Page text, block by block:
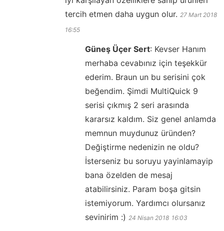
tercih etmen daha uygun olur. 27 Mart 2018
16:55
Güneş Üçer Sert: Kevser Hanım
merhaba cevabınız için teşekkür
ederim. Braun un bu serisini çok
beğendim. Şimdi MultiQuick 9
serisi çıkmış 2 seri arasında
kararsız kaldım. Siz genel anlamda
memnun muydunuz üründen?
Değiştirme nedenizin ne oldu?
İsterseniz bu soruyu yayinlamayip
bana özelden de mesaj
atabilirsiniz. Param boşa gitsin
istemiyorum. Yardımcı olursanız
sevinirim :) 24 Nisan 2018 16:03